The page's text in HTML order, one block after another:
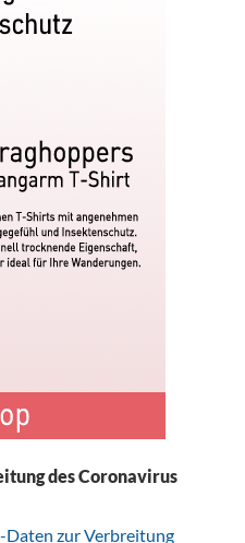
desCoronavirus
zur Verbreitung